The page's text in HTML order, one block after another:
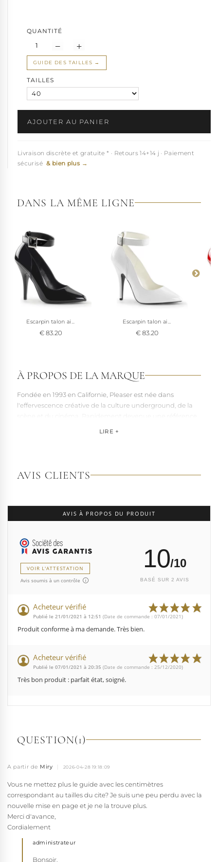
noire en tenue de femme fatale. Osez-les avec une jupe crayon
pour un look dominant assumé, ou avec un jean slim pour un
contraste rock-chic saisissant. Parfaits pour captiver le regard des
certaine expérience pour un confort optimal.
Vous pourriez aussi aimer :
Escarpins à bout pointu Escarpins noirs
QUANTITÉ
GUIDE DES TAILLES
TAILLES
AJOUTER AU PANIER
Livraison discrète et gratuite * · Retours 14+14 j · Paiement
sécurisé & bien plus →
DANS LA MÊME LIGNE
Escarpin talon ai...
€ 83.20
Escarpin talon ai...
€ 83.20
À PROPOS DE LA MARQUE
Fondée en 1993 en Californie, Pleaser est née dans
l'effervescence créative de la culture underground, de la
aujourd'hui distribuée dans 110 pays.
de la mode, Pleaser propose des collections ultra féminines
et des univers divers et riches, souvent disponibles dans
devrait jamais se réduire à une question de centimètres, la
marque défend une idée simple : permettre à chacun
LIRE +
AVIS CLIENTS
AVIS À PROPOS DU PRODUIT
VOIR L'ATTESTATION
Avis soumis à un contrôle
10/10
BASÉ SUR 2 AVIS
Acheteur vérifié
Publié le 21/01/2021 à 12:51 (Date de commande : 07/01/2021)
Produit conforme à ma demande. Très bien.
Acheteur vérifié
Publié le 07/01/2021 à 20:35 (Date de commande : 25/12/2020)
Très bon produit : parfait état, soigné.
QUESTION(1)
A partir de Miry | 2026-04-28 19:18:09
Vous ne mettez plus le guide avec les centimètres
correspondant au tailles du cite? Je suis une peu perdu avec la
nouvelle mise en page et je ne la trouve plus.
Merci d'avance,
Cordialement
administrateur
Bonsoir,